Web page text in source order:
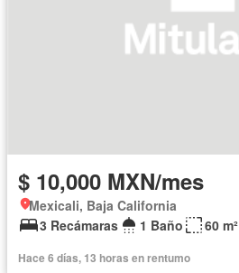
$ 10,000 MXN/mes
Mexicali, Baja California
3 Recámaras
1 Baño 60 m²
Hace 6 días, 13 horas en rentumo